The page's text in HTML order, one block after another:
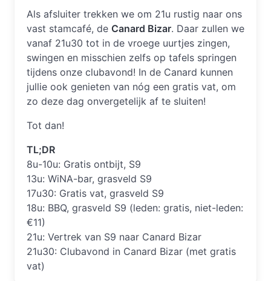
Als afsluiter trekken we om 21u rustig naar ons
vast stamcafé, de Canard Bizar. Daar zullen we
vanaf 21u30 tot in de vroege uurtjes zingen,
swingen en misschien zelfs op tafels springen
tijdens onze clubavond! In de Canard kunnen
jullie ook genieten van nóg een gratis vat, om
zo deze dag onvergetelijk af te sluiten!
Tot dan!
TL;DR
8u-10u: Gratis ontbijt, S9
13u: WiNA-bar, grasveld S9
17u30: Gratis vat, grasveld S9
18u: BBQ, grasveld S9 (leden: gratis, niet-leden:
€11)
21u: Vertrek van S9 naar Canard Bizar
21u30: Clubavond in Canard Bizar (met gratis
vat)